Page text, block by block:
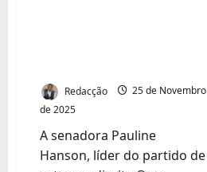
Redacção
25 de Novembro
de 2025
A senadora Pauline
Hanson, líder do partido de